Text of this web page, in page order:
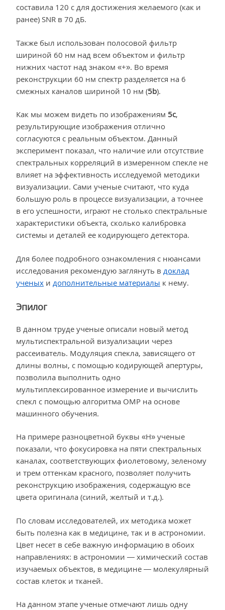
составила 120 с для достижения желаемого (как и
ранее) SNR в 70 дБ.
Также был использован полосовой фильтр
шириной 60 нм над всем объектом и фильтр
нижних частот над знаком «+». Во время
реконструкции 60 нм спектр разделяется на 6
смежных каналов шириной 10 нм (5b).
Как мы можем видеть по изображениям 5с,
результирующие изображения отлично
согласуются с реальным объектом. Данный
эксперимент показал, что наличие или отсутствие
спектральных корреляций в измеренном спекле не
влияет на эффективность исследуемой методики
визуализации. Сами ученые считают, что куда
большую роль в процессе визуализации, а точнее
в его успешности, играют не столько спектральные
характеристики объекта, сколько калибровка
системы и деталей ее кодирующего детектора.
Для более подробного ознакомления с нюансами
исследования рекомендую заглянуть в доклад
ученых и дополнительные материалы к нему.
Эпилог
В данном труде ученые описали новый метод
мультиспектральной визуализации через
рассеиватель. Модуляция спекла, зависящего от
длины волны, с помощью кодирующей апертуры,
позволила выполнить одно
мультиплексированное измерение и вычислить
спекл с помощью алгоритма OMP на основе
машинного обучения.
На примере разноцветной буквы «Н» ученые
показали, что фокусировка на пяти спектральных
каналах, соответствующих фиолетовому, зеленому
и трем оттенкам красного, позволяет получить
реконструкцию изображения, содержащую все
цвета оригинала (синий, желтый и т.д.).
По словам исследователей, их методика может
быть полезна как в медицине, так и в астрономии.
Цвет несет в себе важную информацию в обоих
направлениях: в астрономии — химический состав
изучаемых объектов, в медицине — молекулярный
состав клеток и тканей.
На данном этапе ученые отмечают лишь одну